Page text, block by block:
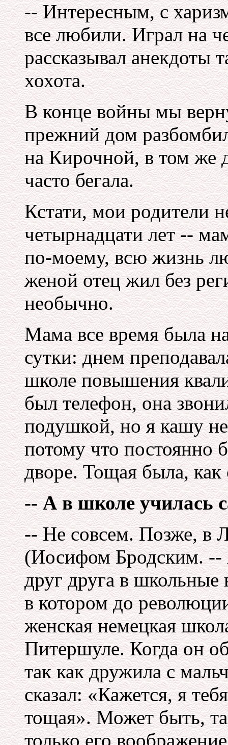
-- Интересным, с
все любили. Играл на
рассказывал анекдоты
хохота.
В конце войны мы
прежний дом
на Кирочной, в том же
часто бегала.
Кстати, мои родители
четырнадцати лет --
по-моему, всю жизнь
женой отец жил без
необычно.
Мама все время была
сутки: днем
школе повышения
был телефон, она
подушкой, но я кашу
потому что постоянно
дворе. Тощая была, как
-- А в школе училась
-- Не совсем. Позже, в
(Иосифом Бродским. --
друг друга в школьные
в котором до
женская немецкая
Питершуле. Когда он
так как дружила с
сказал: «Кажется, я
тощая». Может быть,
только его